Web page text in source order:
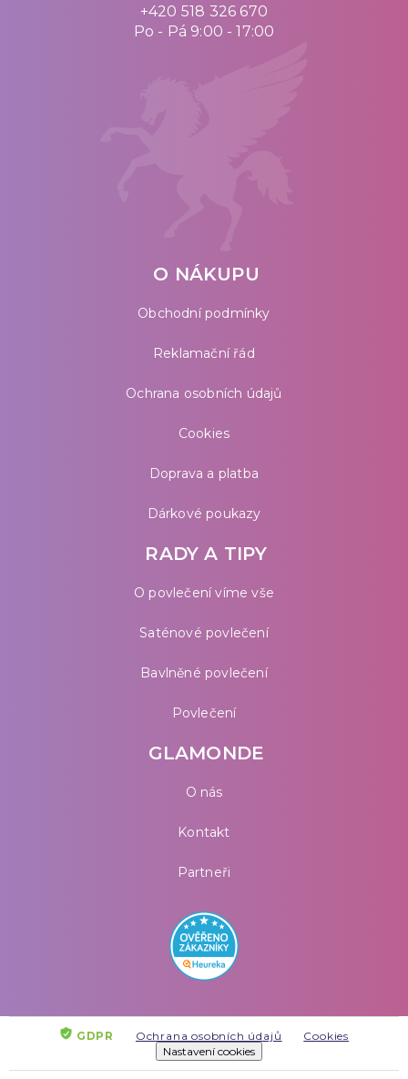
+420 518 326 670
Po - Pá 9:00 - 17:00
O NÁKUPU
Obchodní podmínky
Reklamační řád
Ochrana osobních údajů
Cookies
Doprava a platba
Dárkové poukazy
RADY A TIPY
O povlečení víme vše
Saténové povlečení
Bavlněné povlečení
Povlečení
GLAMONDE
O nás
Kontakt
Partneři
GDPR Ochrana osobních údajů
Cookies
Nastavení cookies